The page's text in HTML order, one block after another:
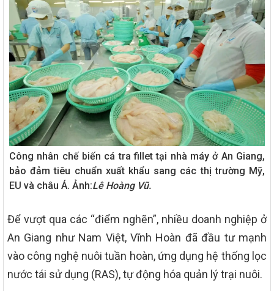
Công nhân chế biến cá tra fillet tại nhà máy ở An Giang,
bảo đảm tiêu chuẩn xuất khẩu sang các thị trường Mỹ,
EU và châu Á. Ảnh:Lê Hoàng Vũ.
Để vượt qua các “điểm nghẽn”, nhiều doanh nghiệp ở
An Giang như Nam Việt, Vĩnh Hoàn đã đầu tư mạnh
vào công nghệ nuôi tuần hoàn, ứng dụng hệ thống lọc
nước tái sử dụng (RAS), tự động hóa quản lý trại nuôi.